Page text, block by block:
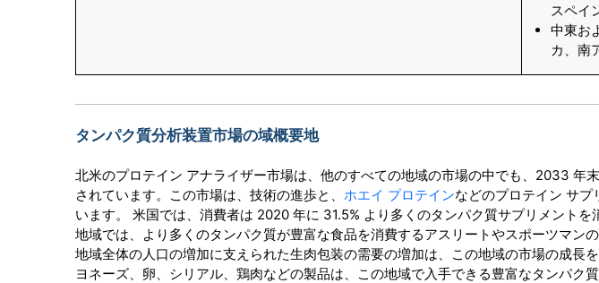
スペイ
中東お
カ、南
タンパク質分析装置市場の域概要地
北米のプロテイン アナライザー市場は、他のすべての地域の市場の中でも、2033 年
されています。この市場は、技術の進歩と、 ホエイ プロテインなどのプロテイン サプ
います。 米国では、消費者は 2020 年に 31.5% より多くのタンパク質サプリメント
地域では、より多くのタンパク質が豊富な食品を消費するアスリートやスポーツマン
地域全体の人口の増加に支えられた生肉包装の需要の増加は、この地域の市場の成長
ヨネーズ、卵、シリアル、鶏肉などの製品は、この地域で入手できる豊富なタンパク